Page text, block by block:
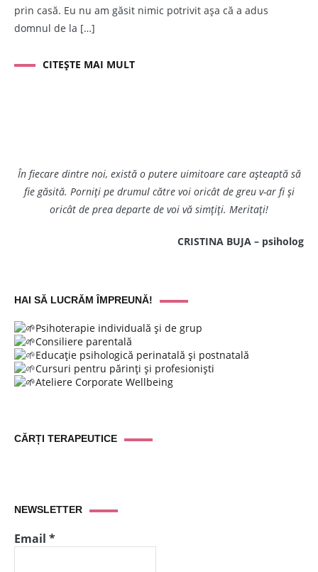
prin casă. Eu nu am găsit nimic potrivit așa că a adus
domnul de la […]
CITEȘTE MAI MULT
În fiecare dintre noi, există o putere uimitoare care așteaptă să
fie găsită. Porniți pe drumul către voi oricât de greu v-ar fi și
oricât de prea departe de voi vă simțiți. Meritați!
CRISTINA BUJA – psiholog
HAI SĂ LUCRĂM ÎMPREUNĂ!
Psihoterapie individuală și de grup
Consiliere parentală
Educație psihologică perinatală și postnatală
Cursuri pentru părinți și profesioniști
Ateliere Corporate Wellbeing
CĂRȚI TERAPEUTICE
NEWSLETTER
Email *